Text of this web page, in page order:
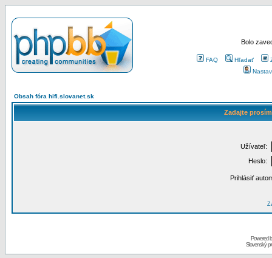
Bolo
FAQ Hľadať
Obsah fóra hifi.slovanet.sk
Zadajte
Užívateľ:
Heslo:
Prihlásiť
Powered
Slovenský